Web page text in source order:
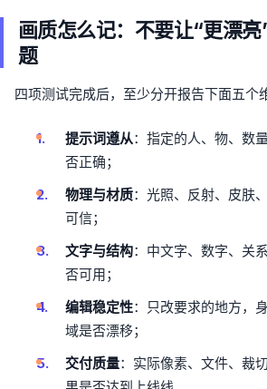
画质怎么记：不要让“更漂亮
题
四项测试完成后，至少分开报告下面五个
提示词遵从：指定的人、物、数
否正确；
物理与材质：光照、反射、皮肤
可信；
文字与结构：中文字、数字、关
否可用；
编辑稳定性：只改要求的地方，
域是否漂移；
交付质量：实际像素、文件、裁